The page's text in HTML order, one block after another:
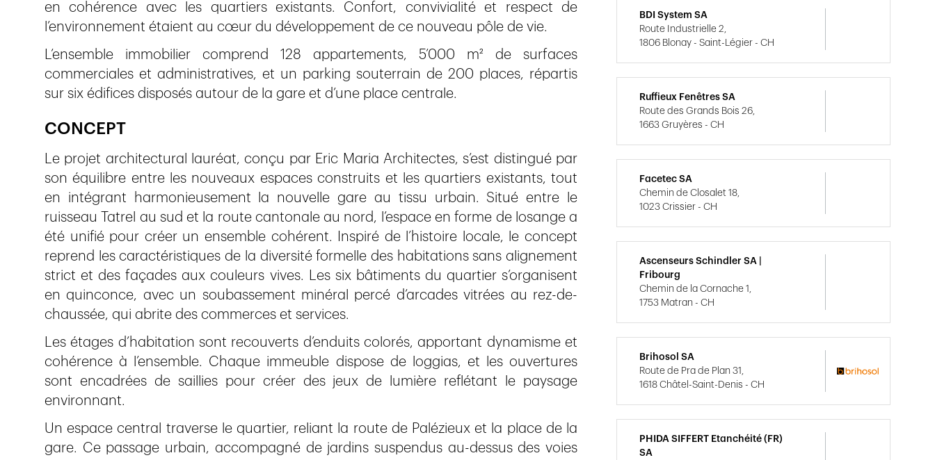
en cohérence avec les quartiers existants. Confort, convivialité et respect de
l’environnement étaient au cœur du développement de ce nouveau pôle de vie.
L’ensemble immobilier comprend 128 appartements, 5’000 m² de surfaces
commerciales et administratives, et un parking souterrain de 200 places, répartis
sur six édifices disposés autour de la gare et d’une place centrale.
CONCEPT
Le projet architectural lauréat, conçu par Eric Maria Architectes, s’est distingué par
son équilibre entre les nouveaux espaces construits et les quartiers existants, tout
en intégrant harmonieusement la nouvelle gare au tissu urbain. Situé entre le
ruisseau Tatrel au sud et la route cantonale au nord, l’espace en forme de losange a
été unifié pour créer un ensemble cohérent. Inspiré de l’histoire locale, le concept
reprend les caractéristiques de la diversité formelle des habitations sans alignement
strict et des façades aux couleurs vives. Les six bâtiments du quartier s’organisent
en quinconce, avec un soubassement minéral percé d’arcades vitrées au rez-de-
chaussée, qui abrite des commerces et services.
Les étages d’habitation sont recouverts d’enduits colorés, apportant dynamisme et
cohérence à l’ensemble. Chaque immeuble dispose de loggias, et les ouvertures
sont encadrées de saillies pour créer des jeux de lumière reflétant le paysage
environnant.
Un espace central traverse le quartier, reliant la route de Palézieux et la place de la
gare. Ce passage urbain, accompagné de jardins suspendus au-dessus des voies
BDI System SA
Route Industrielle 2,
1806 Blonay - Saint-Légier - CH
Ruffieux Fenêtres SA
Route des Grands Bois 26,
1663 Gruyères - CH
Facetec SA
Chemin de Closalet 18,
1023 Crissier - CH
Ascenseurs Schindler SA |
Fribourg
Chemin de la Cornache 1,
1753 Matran - CH
Brihosol SA
Route de Pra de Plan 31,
1618 Châtel-Saint-Denis - CH
PHIDA SIFFERT Etanchéité (FR)
SA